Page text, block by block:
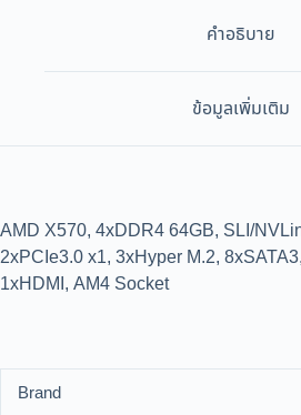
คำอธิบาย
ข้อมูลเพิ่มเติม
AMD X570, 4xDDR4 64GB, SLI/
2xPCIe3.0 x1, 3xHyper M.2,
1xHDMI, AM4 Socket
Brand